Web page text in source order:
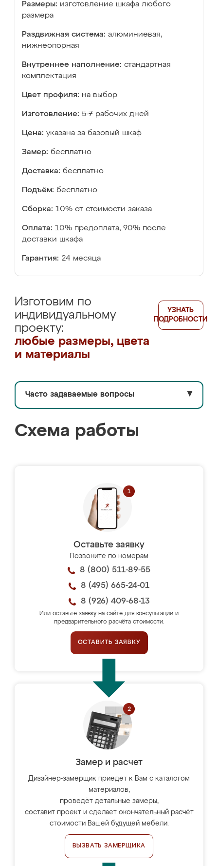
Размеры: изготовление шкафа любого
размера
Раздвижная система: алюминиевая,
нижнеопорная
Внутреннее наполнение: стандартная
комплектация
Цвет профиля: на выбор
Изготовление: 5-7 рабочих дней
Цена: указана за базовый шкаф
Замер: бесплатно
Доставка: бесплатно
Подъём: бесплатно
Сборка: 10% от стоимости заказа
Оплата: 10% предоплата, 90% после
доставки шкафа
Гарантия: 24 месяца
Изготовим по
индивидуальному
проекту:
любые размеры, цвета
и материалы
УЗНАТЬ
ПОДРОБНОСТИ
Часто задаваемые вопросы ▼
Схема работы
Оставьте заявку
Позвоните по номерам
8 (800) 511-89-55
8 (495) 665-24-01
8 (926) 409-68-13
Или оставьте заявку на сайте для консультации и
предварительного расчёта стоимости.
ОСТАВИТЬ ЗАЯВКУ
Замер и расчет
Дизайнер-замерщик приедет к Вам с каталогом
материалов,
проведёт детальные замеры,
составит проект и сделает окончательный расчёт
стоимости Вашей будущей мебели.
ВЫЗВАТЬ ЗАМЕРЩИКА